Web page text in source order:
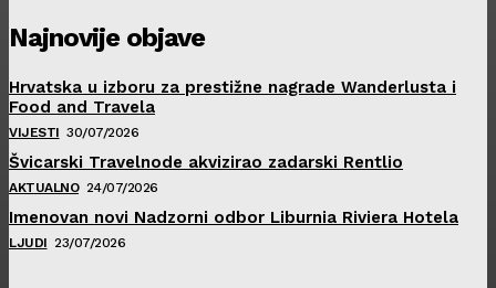
Najnovije objave
Hrvatska u izboru za prestižne nagrade Wanderlusta i
Food and Travela
VIJESTI 30/07/2026
Švicarski Travelnode akvizirao zadarski Rentlio
AKTUALNO 24/07/2026
Imenovan novi Nadzorni odbor Liburnia Riviera Hotela
LJUDI 23/07/2026